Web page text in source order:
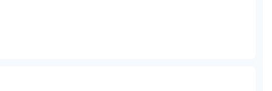
et intersections)